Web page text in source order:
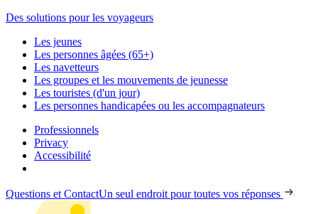
Des solutions pour les voyageurs
Les jeunes
Les personnes âgées (65+)
Les navetteurs
Les groupes et les mouvements de jeunesse
Les touristes (d'un jour)
Les personnes handicapées ou les accompagnateurs
Professionnels
Privacy
Accessibilité
Questions et ContactUn seul endroit pour toutes vos réponses